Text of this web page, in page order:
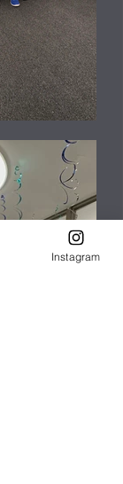
Instagram